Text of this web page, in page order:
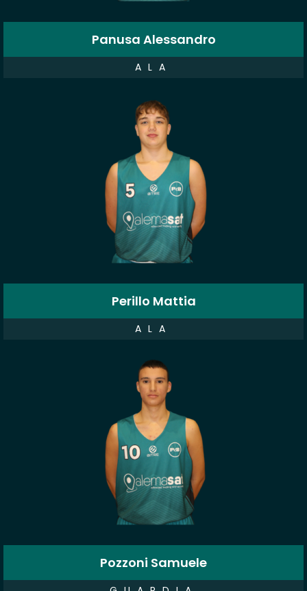
Panusa Alessandro
ALA
Perillo Mattia
ALA
Pozzoni Samuele